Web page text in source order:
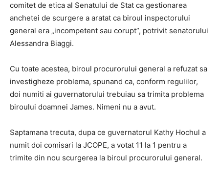
comitet de etica al Senatului de Stat ca gestionarea
anchetei de scurgere a aratat ca biroul inspectorului
general era „incompetent sau corupt”, potrivit senatorului
Alessandra Biaggi.
Cu toate acestea, biroul procurorului general a refuzat sa
investigheze problema, spunand ca, conform regulilor,
doi numiti ai guvernatorului trebuiau sa trimita problema
biroului doamnei James. Nimeni nu a avut.
Saptamana trecuta, dupa ce guvernatorul Kathy Hochul a
numit doi comisari la JCOPE, a votat 11 la 1 pentru a
trimite din nou scurgerea la biroul procurorului general.